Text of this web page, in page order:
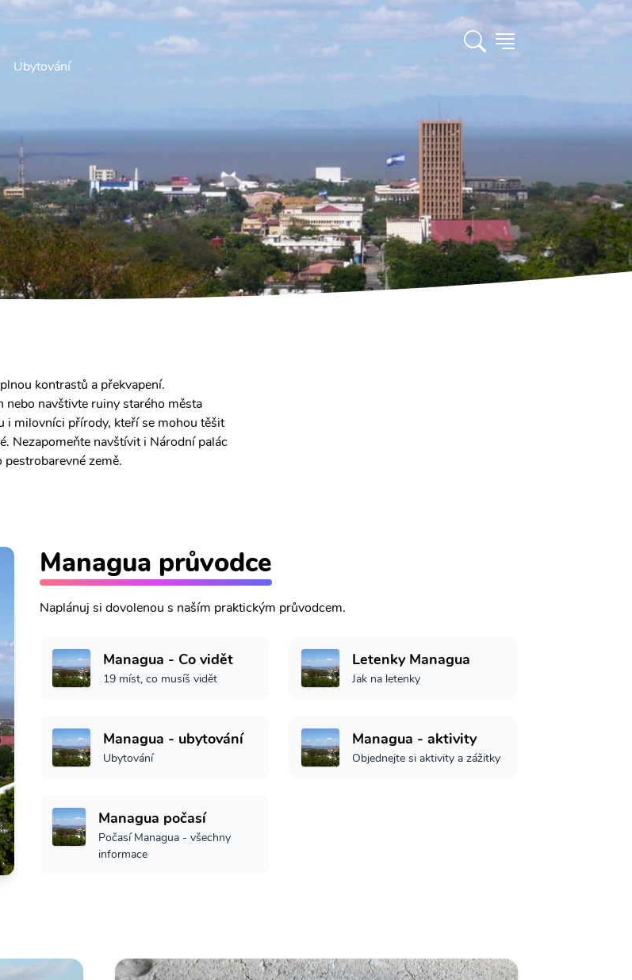
Ubytování
kontrastů a překvapení.
navštivte ruiny starého města
i milovníci přírody, kteří se mohou těšit
Nezapomeňte navštívit i Národní palác
země.
Managua průvodce
Naplánuj si dovolenou s naším praktickým průvodcem.
Managua - Co vidět
19 míst, co musíš vidět
Letenky Managua
Jak na letenky
Managua - ubytování
Ubytování
Managua - aktivity
Objednejte si aktivity a zážitky
Managua počasí
Počasí Managua - všechny
informace